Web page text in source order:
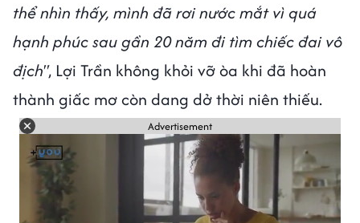
thể nhìn thấy, mình đã rơi nước mắt vì quá
hạnh phúc sau gần 20 năm đi tìm chiếc đai vô
địch", Lợi Trần không khỏi vỡ òa khi đã hoàn
thành giấc mơ còn dang dở thời niên thiếu.
Advertisement